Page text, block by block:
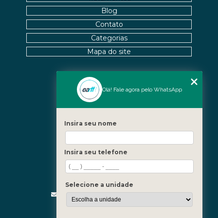
VOCÊ
CONHECER
E ONDE ENCONTRAR TRATAMENTOS EFICAZES
SAÚDE DOS PÉS
A MELHOR OPÇÃO PARA O SEU CONFORTO
OPÇÕES E ONDE COMPRAR
Fale Conosco
(21) 3619-5657
(21) 99390-3850
contato@fisioterapiainvestigativa.com
Segunda a sexta, das 7h às 21h
Nossas Unidades
Barra - Rio de Janeiro
Blog
Contato
Categorias
Mapa do site
Olá! Fale agora pelo WhatsApp
Insira seu nome
Insira seu telefone
Selecione a unidade